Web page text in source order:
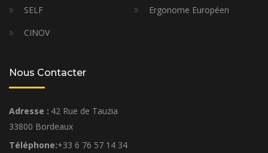
SELF
Ergonome Européen
CINOV
Nous Contacter
Adresse : 42 Rue de Tauzia
33800 Bordeaux
Téléphone:+33 6 76 57 14 34